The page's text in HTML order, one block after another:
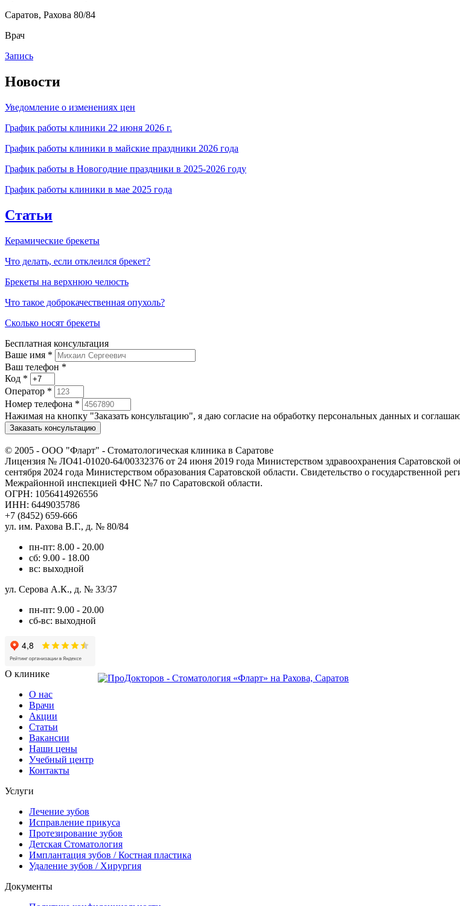
Саратов, Рахова 80/84
Врач
Запись
Новости
Уведомление о изменениях цен
График работы клиники 22 июня 2026 г.
График работы клиники в майские праздники 2026 года
График работы в Новогодние праздники в 2025-2026 году
График работы клиники в мае 2025 года
Статьи
Керамические брекеты
Что делать, если отклеился брекет?
Брекеты на верхнюю челюсть
Что такое доброкачественная опухоль?
Сколько носят брекеты
Бесплатная консультация
Ваше имя *
Ваш телефон *
Код *
Оператор *
Номер телефона *
Нажимая на кнопку "Заказать консультацию", я даю согласие на обработку персональных данных и
Заказать консультацию
© 2005 - ООО "Фларт" - Стоматологическая клиника в Саратове
Лицензия № ЛО41-01020-64/00332376 от 24 июня 2019 года Министерством здравоохранения Саратовской
сентября 2024 года Министерством образования Саратовской области. Свидетельство о государственной
Межрайонной инспекцией ФНС №7 по Саратовской области.
ОГРН: 1056414926556
ИНН: 6449035786
+7 (8452) 659-666
ул. им. Рахова В.Г., д. № 80/84
пн-пт: 8.00 - 20.00
сб: 9.00 - 18.00
вс: выходной
ул. Серова А.К., д. № 33/37
пн-пт: 9.00 - 20.00
сб-вс: выходной
О клинике
О нас
Врачи
Акции
Статьи
Вакансии
Наши цены
Учебный центр
Контакты
Услуги
Лечение зубов
Исправление прикуса
Протезирование зубов
Детская Стоматология
Имплантация зубов / Костная пластика
Удаление зубов / Хирургия
Документы